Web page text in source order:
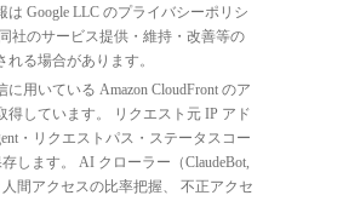
は Google LLC のプライバシーポリシ
社のサービス提供・維持・改善等の
れる場合があります。
に用いている Amazon CloudFront のア
得しています。 リクエスト元 IP アド
・リクエストパス・ステータスコー
存します。 AI クローラー（ClaudeBot,
間アクセスの比率把握、 不正アクセ